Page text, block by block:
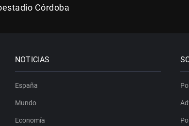
Córdoba
NOTICIAS
España
Mundo
Economía